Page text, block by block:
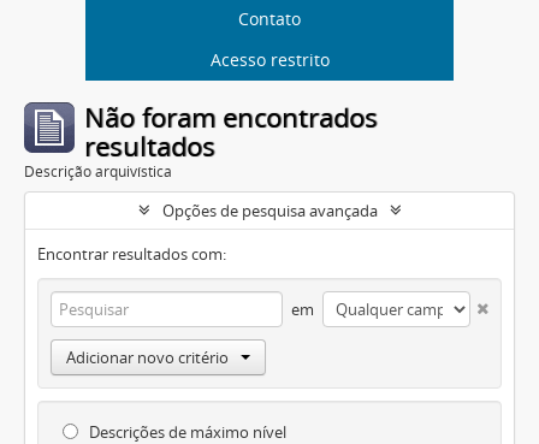
Contato
Acesso restrito
Não foram encontrados
resultados
Descrição arquivística
Opções de pesquisa avançada
Encontrar resultados com:
em
Adicionar novo critério
Descrições de máximo nível